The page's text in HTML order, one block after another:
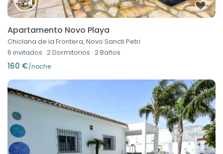
Apartamento Novo Playa
Chiclana de la Frontera, Novo Sancti Petri
6 invitados · 2 Dormitorios · 2 Baños
160 €/noche